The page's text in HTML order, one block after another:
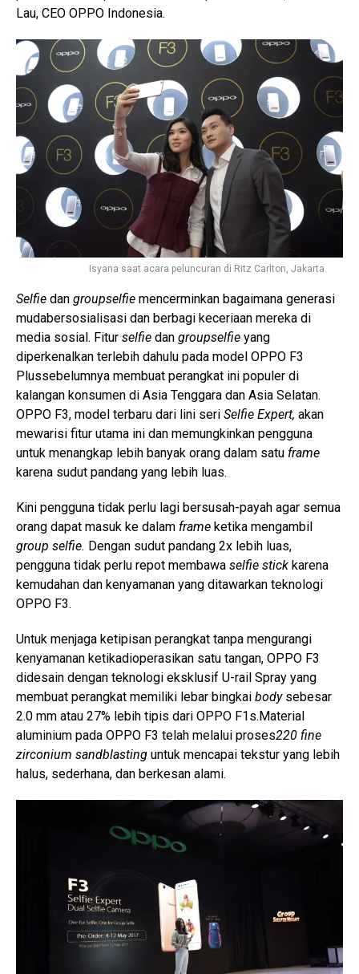
Lau, CEO OPPO Indonesia.
Isyana saat acara peluncuran di Ritz Carlton, Jakarta.
Selfie dan groupselfie mencerminkan bagaimana generasi
mudabersosialisasi dan berbagi keceriaan mereka di
media sosial. Fitur selfie dan groupselfie yang
diperkenalkan terlebih dahulu pada model OPPO F3
Plussebelumnya membuat perangkat ini populer di
kalangan konsumen di Asia Tenggara dan Asia Selatan.
OPPO F3, model terbaru dari lini seri Selfie Expert, akan
mewarisi fitur utama ini dan memungkinkan pengguna
untuk menangkap lebih banyak orang dalam satu frame
karena sudut pandang yang lebih luas.
Kini pengguna tidak perlu lagi bersusah-payah agar semua
orang dapat masuk ke dalam frame ketika mengambil
group selfie. Dengan sudut pandang 2x lebih luas,
pengguna tidak perlu repot membawa selfie stick karena
kemudahan dan kenyamanan yang ditawarkan teknologi
OPPO F3.
Untuk menjaga ketipisan perangkat tanpa mengurangi
kenyamanan ketikadioperasikan satu tangan, OPPO F3
didesain dengan teknologi eksklusif U-rail Spray yang
membuat perangkat memiliki lebar bingkai bodysebesar
2.0 mm atau 27% lebih tipis dari OPPO F1s.Material
aluminium pada OPPO F3 telah melalui proses220 fine
zirconium sandblasting untuk mencapai tekstur yang lebih
halus, sederhana, dan berkesan alami.